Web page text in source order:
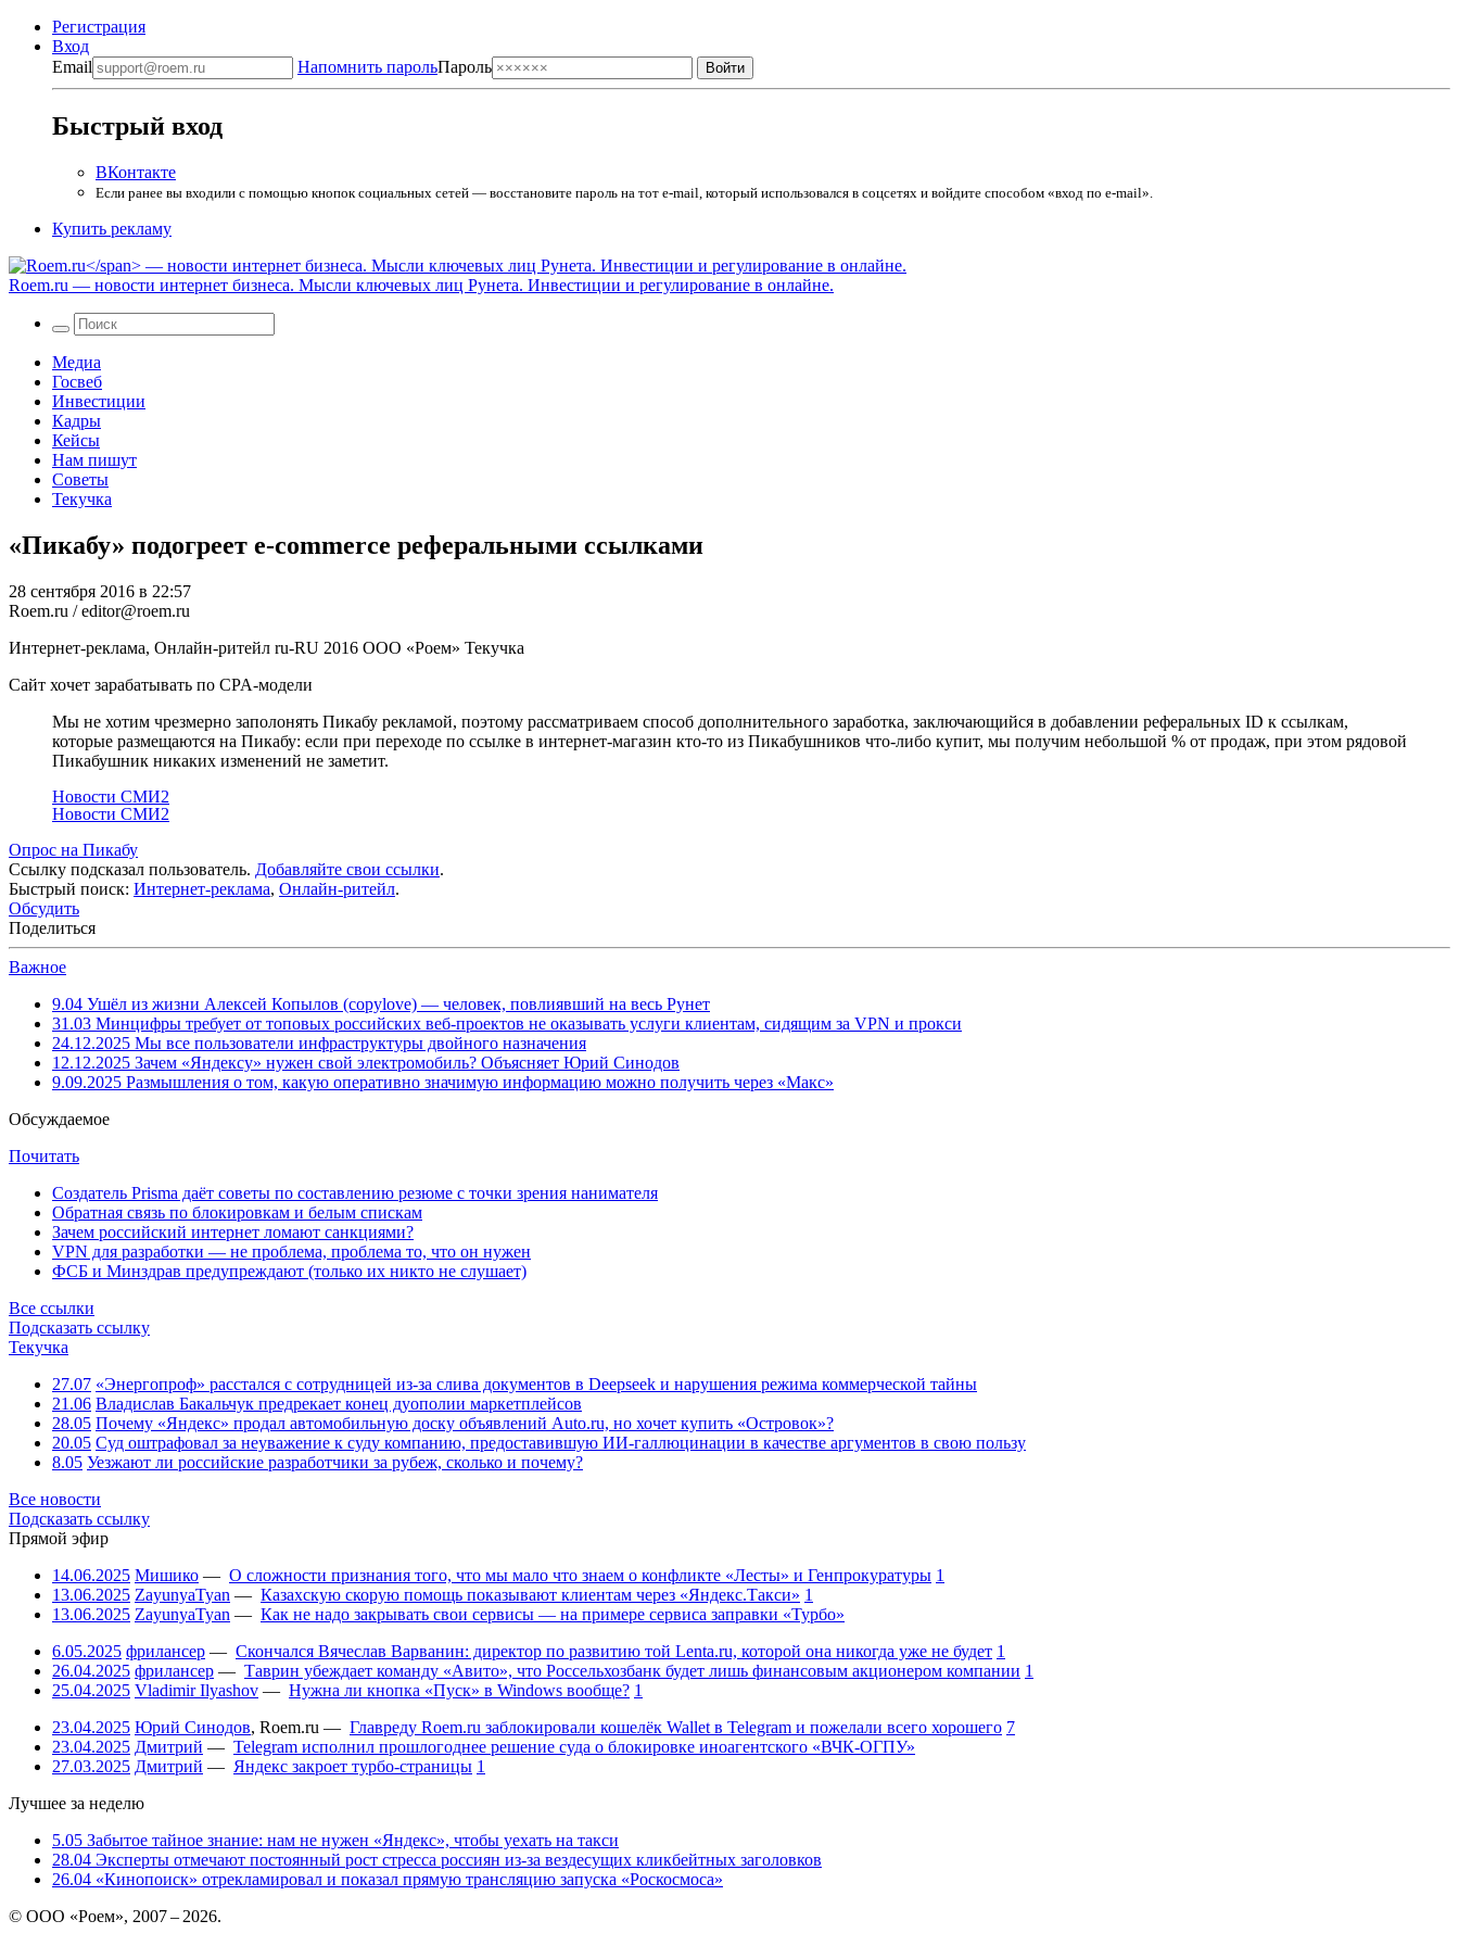
Регистрация
Вход
Email
Напомнить парольПароль
Быстрый вход
ВКонтакте
Если ранее вы входили с помощью кнопок социальных сетей — восстановите пароль на тот e-mail, который использовался в соцсетях и войдите способом «вход по e-mail».
Купить рекламу
Roem.ru — новости интернет бизнеса. Мысли ключевых лиц Рунета. Инвестиции и регулирование в онлайне.
Медиа
Госвеб
Инвестиции
Кадры
Кейсы
Нам пишут
Советы
Текучка
«Пикабу» подогреет e-commerce реферальными ссылками
28 сентября 2016 в 22:57
Roem.ru / editor@roem.ru
Интернет-реклама, Онлайн-ритейл ru-RU 2016 ООО «Роем» Текучка
Сайт хочет зарабатывать по CPA-модели
Мы не хотим чрезмерно заполонять Пикабу рекламой, поэтому рассматриваем способ дополнительного заработка, заключающийся в добавлении реферальных ID к ссылкам,
которые размещаются на Пикабу: если при переходе по ссылке в интернет-магазин кто-то из Пикабушников что-либо купит, мы получим небольшой % от продаж, при этом рядовой
Пикабушник никаких изменений не заметит.
Новости СМИ2
Новости СМИ2
Опрос на Пикабу
Ссылку подсказал пользователь. Добавляйте свои ссылки.
Быстрый поиск: Интернет-реклама, Онлайн-ритейл.
Обсудить
Поделиться
Важное
9.04 Ушёл из жизни Алексей Копылов (copylove) — человек, повлиявший на весь Рунет
31.03 Минцифры требует от топовых российских веб-проектов не оказывать услуги клиентам, сидящим за VPN и прокси
24.12.2025 Мы все пользователи инфраструктуры двойного назначения
12.12.2025 Зачем «Яндексу» нужен свой электромобиль? Объясняет Юрий Синодов
9.09.2025 Размышления о том, какую оперативно значимую информацию можно получить через «Макс»
Обсуждаемое
Почитать
Создатель Prisma даёт советы по составлению резюме с точки зрения нанимателя
Обратная связь по блокировкам и белым спискам
Зачем российский интернет ломают санкциями?
VPN для разработки — не проблема, проблема то, что он нужен
ФСБ и Минздрав предупреждают (только их никто не слушает)
Все ссылки
Подсказать ссылку
Текучка
27.07 «Энергопроф» расстался с сотрудницей из-за слива документов в Deepseek и нарушения режима коммерческой тайны
21.06 Владислав Бакальчук предрекает конец дуополии маркетплейсов
28.05 Почему «Яндекс» продал автомобильную доску объявлений Auto.ru, но хочет купить «Островок»?
20.05 Суд оштрафовал за неуважение к суду компанию, предоставившую ИИ-галлюцинации в качестве аргументов в свою пользу
8.05 Уезжают ли российские разработчики за рубеж, сколько и почему?
Все новости
Подсказать ссылку
Прямой эфир
14.06.2025 Мишико — О сложности признания того, что мы мало что знаем о конфликте «Лесты» и Генпрокуратуры 1
13.06.2025 ZayunyaTyan — Казахскую скорую помощь показывают клиентам через «Яндекс.Такси» 1
13.06.2025 ZayunyaTyan — Как не надо закрывать свои сервисы — на примере сервиса заправки «Турбо»
6.05.2025 фрилансер — Скончался Вячеслав Варванин: директор по развитию той Lenta.ru, которой она никогда уже не будет 1
26.04.2025 фрилансер — Таврин убеждает команду «Авито», что Россельхозбанк будет лишь финансовым акционером компании 1
25.04.2025 Vladimir Ilyashov — Нужна ли кнопка «Пуск» в Windows вообще? 1
23.04.2025 Юрий Синодов, Roem.ru — Главреду Roem.ru заблокировали кошелёк Wallet в Telegram и пожелали всего хорошего 7
23.04.2025 Дмитрий — Telegram исполнил прошлогоднее решение суда о блокировке иноагентского «ВЧК-ОГПУ»
27.03.2025 Дмитрий — Яндекс закроет турбо-страницы 1
Лучшее за неделю
5.05 Забытое тайное знание: нам не нужен «Яндекс», чтобы уехать на такси
28.04 Эксперты отмечают постоянный рост стресса россиян из-за вездесущих кликбейтных заголовков
26.04 «Кинопоиск» отрекламировал и показал прямую трансляцию запуска «Роскосмоса»
© ООО «Роем», 2007 – 2026.